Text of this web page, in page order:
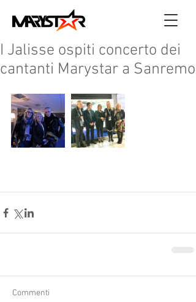
I Jalisse ospiti concerto dei
cantanti Marystar a Sanremo
Commenti